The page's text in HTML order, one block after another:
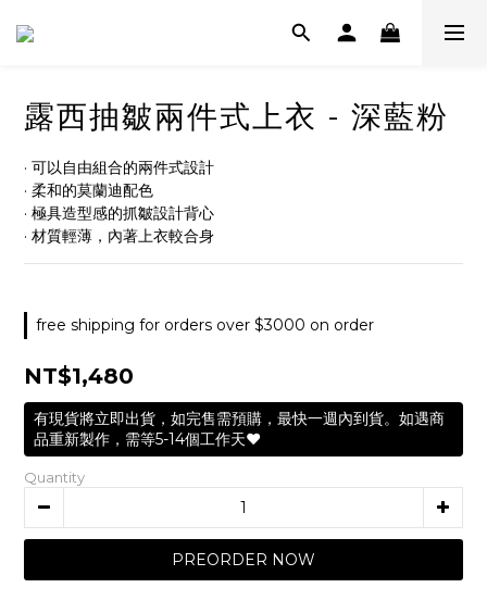
露西抽皺兩件式上衣 - 深藍粉
· 可以自由組合的兩件式設計
· 柔和的莫蘭迪配色
· 極具造型感的抓皺設計背心
· 材質輕薄，內著上衣較合身
free shipping for orders over $3000 on order
NT$1,480
有現貨將立即出貨，如完售需預購，最快一週內到貨。如遇商
品重新製作，需等5-14個工作天❤️
Quantity
PREORDER NOW